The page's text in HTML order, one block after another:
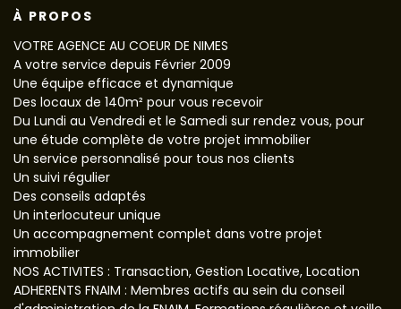
À PROPOS
VOTRE AGENCE AU COEUR DE NIMES
A votre service depuis Février 2009
Une équipe efficace et dynamique
Des locaux de 140m² pour vous recevoir
Du Lundi au Vendredi et le Samedi sur rendez vous, pour
une étude complète de votre projet immobilier
Un service personnalisé pour tous nos clients
Un suivi régulier
Des conseils adaptés
Un interlocuteur unique
Un accompagnement complet dans votre projet
immobilier
NOS ACTIVITES : Transaction, Gestion Locative, Location
ADHERENTS FNAIM : Membres actifs au sein du conseil